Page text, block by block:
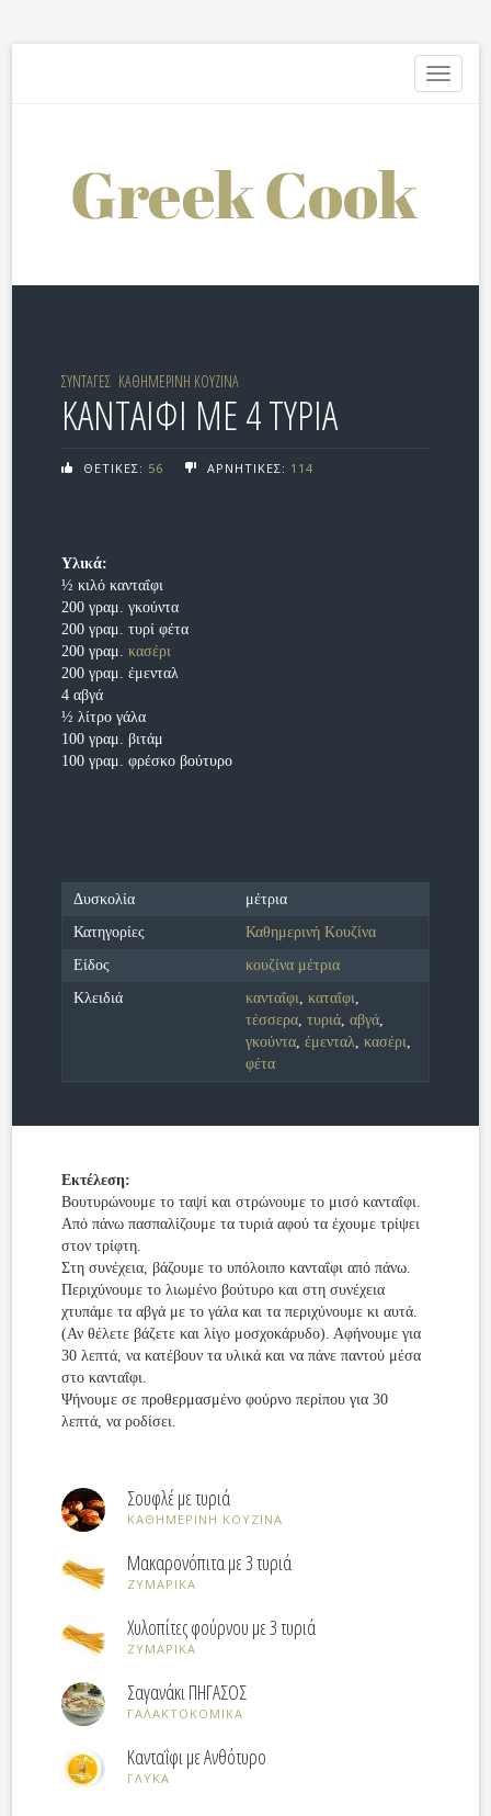
Toggle
ΣΥΝΤΑΓΕΣ ΚΑΘΗΜΕΡΙΝΗ ΚΟΥΖΙΝΑ
ΚΑΝΤΑΙΦΙ ΜΕ 4 ΤΥΡΙΑ
ΘΕΤΙΚΕΣ: 56 ΑΡΝΗΤΙΚΕΣ: 114
Υλικά:
½ κιλό κανταΐφι
200 γραμ. γκούντα
200 γραμ. τυρί φέτα
200 γραμ.κασέρι
200 γραμ. έμενταλ
4 αβγά
½ λίτρο γάλα
100 γραμ. βιτάμ
100 γραμ. φρέσκο βούτυρο
Δυσκολία
μέτρια
Κατηγορίες
Καθημερινή Κουζίνα
Είδος
κουζίνα μέτρια
Κλειδιά
κανταΐφι, καταΐφι,
τέσσερα, τυριά, αβγά,
γκούντα, έμενταλ, κασέρι,
φέτα
Εκτέλεση:
Βουτυρώνουμε το ταψί και στρώνουμε το μισό κανταΐφι.
Από πάνω πασπαλίζουμε τα τυριά αφού τα έχουμε τρίψει
στον τρίφτη.
Στη συνέχεια, βάζουμε το υπόλοιπο κανταΐφι από πάνω.
Περιχύνουμε το λιωμένο βούτυρο και στη συνέχεια
χτυπάμε τα αβγά με το γάλα και τα περιχύνουμε κι αυτά.
(Αν θέλετε βάζετε και λίγο μοσχοκάρυδο). Αφήνουμε για
30 λεπτά, να κατέβουν τα υλικά και να πάνε παντού μέσα
στο κανταΐφι.
Ψήνουμε σε προθερμασμένο φούρνο περίπου για 30
λεπτά, να ροδίσει.
Σουφλέ με τυριά
ΚΑΘΗΜΕΡΙΝΗ ΚΟΥΖΙΝΑ
Mακαρονόπιτα με 3 τυριά
ΖΥΜΑΡΙΚΑ
Χυλοπίτες φούρνου με 3 τυριά
ΖΥΜΑΡΙΚΑ
Σαγανάκι ΠΗΓΑΣΟΣ
ΓΑΛΑΚΤΟΚΟΜΙΚΑ
Κανταΐφι με Ανθότυρο
ΓΛΥΚΑ